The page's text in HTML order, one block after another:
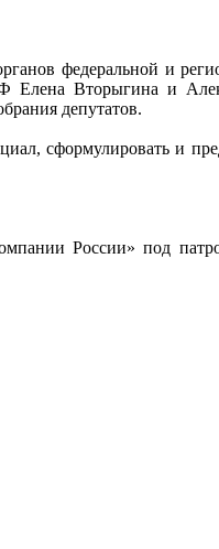
федеральной и
Елена Вторыгина и
депутатов.
сформулировать и
России» под